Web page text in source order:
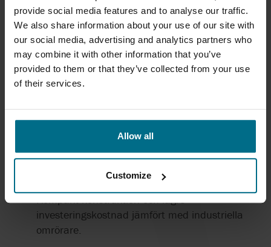
provide social media features and to analyse our traffic.
We also share information about your use of our site with
our social media, advertising and analytics partners who
may combine it with other information that you’ve
provided to them or that they’ve collected from your use
of their services.
Allow all
Customize
Anpassningsbar konstruktion
Möjlighet att välja rätt omrörningsverktyg,
varvtal och processtid beroende på applikation.
Mångsidighet
Kan användas för blandning, emulgering,
processer.
Användarvänlighet
Intuitiva reglage och enkel hantering gör
utrustningen tillgänglig för både tekniker och
Kompakt konstruktion och lägre
investeringskostnad jämfört med industriella
omrörare.